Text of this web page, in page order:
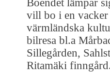
Boendet lämpar
vill bo i en
värmländska
bilresa bl.a
Sillegården,
Ritamäki